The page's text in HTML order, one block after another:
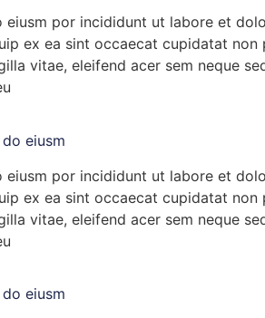
por incididunt ut labore et
ex ea sint occaecat cupidatat
vitae, eleifend acer sem neque
eiusm
por incididunt ut labore et
ex ea sint occaecat cupidatat
vitae, eleifend acer sem neque
eiusm